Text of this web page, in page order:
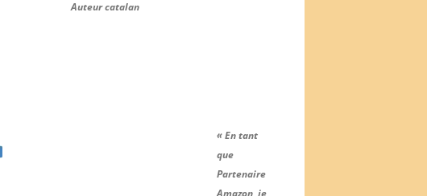
Auteur catalan
« En tant
que
Partenaire
Amazon, je